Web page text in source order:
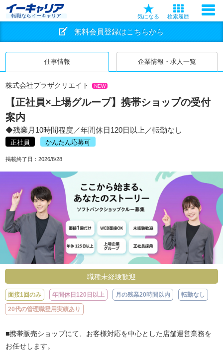
転職ならイーキャリア 気になる 検索履歴
無料会員登録はこちらから
仕事情報 企業情報・求人一覧
株式会社プラザクリエイト NEW
【正社員×上場グループ】携帯ショップの受付
案内
◆残業月10時間程度／年間休日120日以上／転勤なし
正社員 かんたん応募可
掲載終了日： 2026/8/28
職種未経験歓迎
面接1回のみ 年間休日120日以上 月の残業20時間以内 転勤なし
20代の管理職登用実績あり
■携帯販売ショップにて、お客様対応を中心とした店舗運営業務を
お任せします。